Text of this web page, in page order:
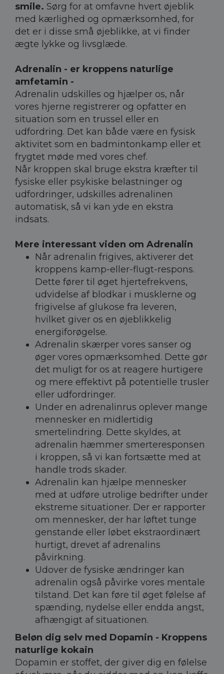
smile. Sørg for at omfavne hvert øjeblik
med kærlighed og opmærksomhed, for
det er i disse små øjeblikke, at vi finder
ægte lykke og livsglæde.
Adrenalin - er kroppens naturlige
amfetamin -
Adrenalin udskilles og hjælper os, når
vores hjerne registrerer og opfatter en
situation som en trussel eller en
udfordring. Det kan både være en fysisk
aktivitet som en badmintonkamp eller et
frygtet møde med vores chef.
Når kroppen skal bruge ekstra kræfter til
fysiske eller psykiske belastninger og
udfordringer, udskilles adrenalinen
automatisk, så vi kan yde en ekstra
indsats.
Mere interessant viden om Adrenalin
Når adrenalin frigives, aktiverer det
kroppens kamp-eller-flugt-respons.
Dette fører til øget hjertefrekvens,
udvidelse af blodkar i musklerne og
frigivelse af glukose fra leveren,
hvilket giver os en øjeblikkelig
energiforøgelse.
Adrenalin skærper vores sanser og
øger vores opmærksomhed. Dette gør
det muligt for os at reagere hurtigere
og mere effektivt på potentielle trusler
eller udfordringer.
Under en adrenalinrus oplever mange
mennesker en midlertidig
smertelindring. Dette skyldes, at
adrenalin hæmmer smerteresponsen
i kroppen, så vi kan fortsætte med at
handle trods skader.
Adrenalin kan hjælpe mennesker
med at udføre utrolige bedrifter under
ekstreme situationer. Der er rapporter
om mennesker, der har løftet tunge
genstande eller løbet ekstraordinært
hurtigt, drevet af adrenalins
påvirkning.
Udover de fysiske ændringer kan
adrenalin også påvirke vores mentale
tilstand. Det kan føre til øget følelse af
spænding, nydelse eller endda angst,
afhængigt af situationen.
Beløn dig selv med Dopamin - Kroppens
naturlige kokain
Dopamin er stoffet, der giver dig en følelse